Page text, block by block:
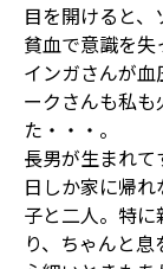
目を開けると
貧血で意識を失
インガさんが
ークさんも私
た・・・。
長男が生まれ
日しか家に帰
子と二人。特
り、ちゃんと息